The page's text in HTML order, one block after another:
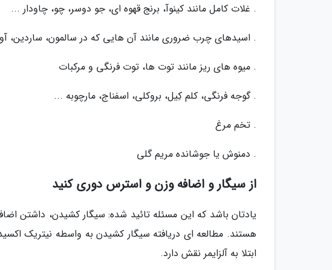
. غلات کامل مانند کینوآ، برنج قهوه ای، جو دوسر، چو، چاودار ...
. اسیدهای چرب ضروری مانند آن هایی که در سالمون، ساردین،
. میوه های ریز مانند توت ها، توت فرنگی و مرکبات
. گوجه فرنگی، کلم کِیل، بروکلی، اسفناج، مارچوبه ...
. تخم مرغ
. دمنوش یا جوشانده مریم گلی
از سیگار و اضافه وزن و استرس دوری کنید
یادتان باشد که این مسئله تائید شده: سیگار کشیدن، داشتن
هستند. مطالعه ای دریافته سیگار کشیدن به واسطه نیتریک
ابتلا به آلزایمر نقش دارد.